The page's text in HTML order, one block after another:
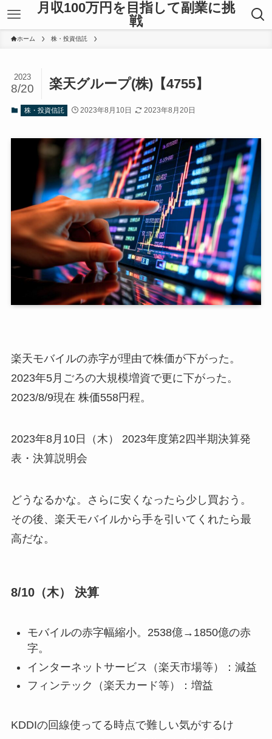
月収100万円を目指して副業に挑
戦
ホーム 株・投資信託
楽天グループ(株)【4755】
2023
8/20
株・投資信託 2023年8月10日 2023年8月20日
楽天モバイルの赤字が理由で株価が下がった。
2023年5月ごろの大規模増資で更に下がった。
2023/8/9現在 株価558円程。
2023年8月10日（木） 2023年度第2四半期決算発
表・決算説明会
どうなるかな。さらに安くなったら少し買おう。
その後、楽天モバイルから手を引いてくれたら最
高だな。
8/10（木） 決算
モバイルの赤字幅縮小。2538億→1850億の赤
字。
インターネットサービス（楽天市場等）：減益
フィンテック（楽天カード等）：増益
KDDIの回線使ってる時点で難しい気がするけ